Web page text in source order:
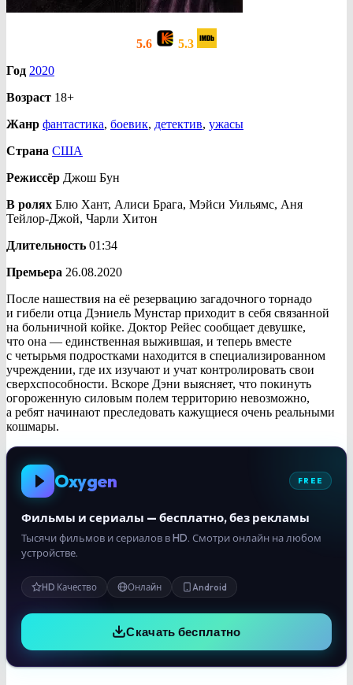
5.6
5.3
Год 2020
Возраст 18+
Жанр фантастика, боевик, детектив, ужасы
Страна США
Режиссёр Джош Бун
В ролях Блю Хант, Алиси Брага, Мэйси Уильямс, Аня
Тейлор-Джой, Чарли Хитон
Длительность 01:34
Премьера 26.08.2020
После нашествия на её резервацию загадочного торнадо
и гибели отца Дэниель Мунстар приходит в себя связанной
на больничной койке. Доктор Рейес сообщает девушке,
что она — единственная выжившая, и теперь вместе
с четырьмя подростками находится в специализированном
учреждении, где их изучают и учат контролировать свои
сверхспособности. Вскоре Дэни выясняет, что покинуть
огороженную силовым полем территорию невозможно,
а ребят начинают преследовать кажущиеся очень реальными
кошмары.
Oxygen FREE
Фильмы и сериалы — бесплатно, без рекламы
Тысячи фильмов и сериалов в HD. Смотри онлайн на любом
устройстве.
HD Качество Онлайн Android
Скачать бесплатно